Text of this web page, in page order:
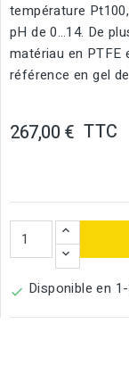
température
pH de 0…14. De
matériau en PTFE
référence en gel
267,00 € TTC
 Disponible en